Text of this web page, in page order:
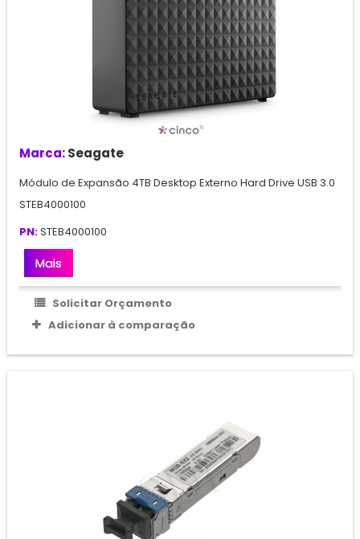
Marca:Seagate
Módulo de Expansão 4TB Desktop Externo Hard Drive USB 3.0
STEB4000100
PN:STEB4000100
Mais
Solicitar Orçamento
Adicionar à comparação